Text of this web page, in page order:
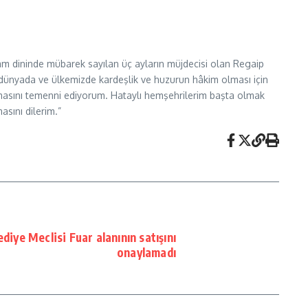
dininde mübarek sayılan üç ayların müjdecisi olan Regaip
ve ülkemizde kardeşlik ve huzurun hâkim olması için
temenni ediyorum. Hataylı hemşehrilerim başta olmak
dilerim.”
Meclisi Fuar alanının satışını
onaylamadı